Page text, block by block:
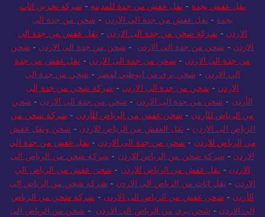
نقل عفش بجدة - نقل عفش من جدة للمدينة - شركة تخزين اثاث
بجدة - نقل عفش من جدة الي الاردن - شحن من جدة الى
الاردن - شركة شحن من جدة الى الاردن - نقل عفش من جدة الي
الاردن - شحن من جدة الى الاردن - شحن من جدة الى الاردن - شحن
من جدة الى الاردن - شحن من جدة الى الاردن - نقل عفش من جدة
الي الاردن - شحن بري من ابوظبي لمصر - شحن من جدة الى
الاردن - شحن من جدة الى الاردن - شركة شحن من جدة إلى
الأردن - شحن من جدة الى الاردن - شحن من جدة الى الاردن - شحن
من الرياض للأردن - شحن عفش من الرياض للأردن - شركة شحن من
الرياض الى الاردن - نقل العفش من الرياض للاردن - شحن ونقل عفش
من الرياض للاردن - شحن من جدة الى الاردن - نقل عفش من جدة الي
الاردن - شركة شحن من الرياض للاردن - شركة شحن من الرياض الى
الاردن - نقل عفش من الرياض للاردن - شحن عفش من الرياض الي
الاردن - نقل اثاث من الرياض الى الاردن - شركة شحن من الرياض إلى
الأردن - شحن عفش من الرياض الى الاردن - شركة شحن من الرياض
الي الاردن - شحن بري من الرياض الى الاردن - شحن من الرياض الى